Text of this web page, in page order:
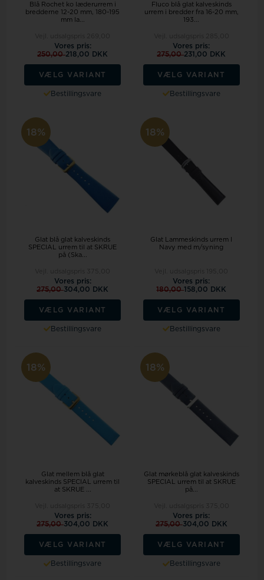
Blå Rochet ko læderurrem i
bredderne 12-20 mm, 180-195
mm la...
Vores pris:
250,00218,00 DKK
VÆLG VARIANT
Bestillingsvare
Fluco blå glat kalveskinds
urrem i bredder fra 16-20 mm,
193...
Vores pris:
275,00231,00 DKK
VÆLG VARIANT
Bestillingsvare
18%
Glat blå glat kalveskinds
SPECIAL urrem til at SKRUE
på (Ska...
Vores pris:
275,00304,00 DKK
VÆLG VARIANT
Bestillingsvare
18%
Glat Lammeskinds urrem I
Navy med m/syning
Vores pris:
180,00158,00 DKK
VÆLG VARIANT
Bestillingsvare
18%
Glat mellem blå glat
kalveskinds SPECIAL urrem til
at SKRUE ...
Vores pris:
275,00304,00 DKK
VÆLG VARIANT
Bestillingsvare
18%
Glat mørkeblå glat kalveskinds
SPECIAL urrem til at SKRUE
på...
Vores pris:
275,00304,00 DKK
VÆLG VARIANT
Bestillingsvare